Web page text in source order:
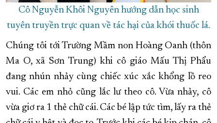
Cô Nguyễn Khôi Nguyên hướng dẫn học sinh
tuyên truyền trực quan về tác hại của khói thuốc lá.
Chúng tôi tới Trường Mầm non Hoàng Oanh (thôn
Ma O, xã Sơn Trung) khi cô giáo Mấu Thị Phẩu
đang nhún nhảy cùng chiếc xúc xắc khổng lồ reo
vui. Các em nhỏ cũng lắc lư theo cô. Vừa nhảy, cô
vừa giơ ra 1 thẻ chữ cái. Các bé lập tức tìm, lấy ra thẻ